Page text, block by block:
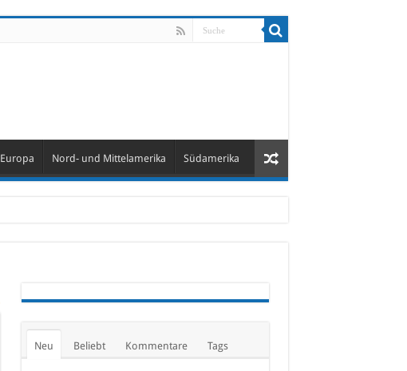
Europa Nord- und Mittelamerika Südamerika
Neu Beliebt Kommentare Tags